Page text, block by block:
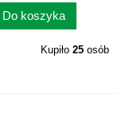
Do koszyka
Kupiło 25 osób